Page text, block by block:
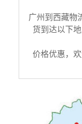
广州到西藏物
货到达以下地
价格优惠，